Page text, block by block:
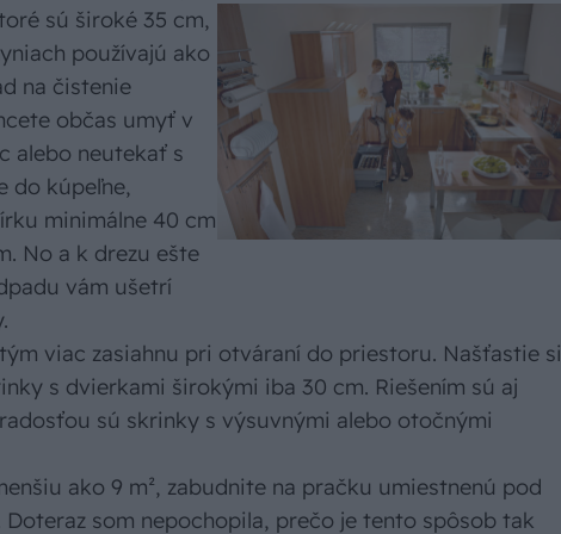
sú široké 35 cm,
používajú ako
na čistenie
občas umyť v
alebo neutekať s
do kúpeľne,
minimálne 40 cm
No a k drezu ešte
vám ušetrí
viac zasiahnu pri otváraní do priestoru. Našťastie si
s dvierkami širokými iba 30 cm. Riešením sú aj
sú skrinky s výsuvnými alebo otočnými
ako 9 m², zabudnite na pračku umiestnenú pod
som nepochopila, prečo je tento spôsob tak